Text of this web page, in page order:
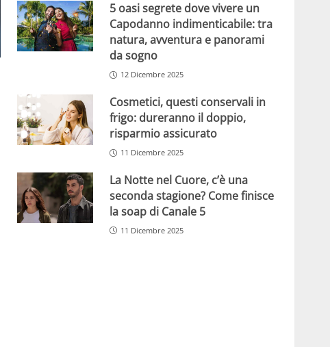
5 oasi segrete dove vivere un
Capodanno indimenticabile: tra
natura, avventura e panorami
da sogno
12 Dicembre 2025
Cosmetici, questi conservali in
frigo: dureranno il doppio,
risparmio assicurato
11 Dicembre 2025
La Notte nel Cuore, c’è una
seconda stagione? Come finisce
la soap di Canale 5
11 Dicembre 2025